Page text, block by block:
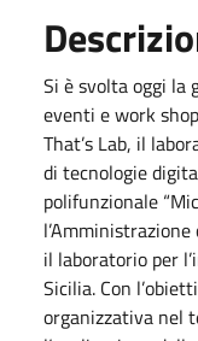
Si è svolta oggi la
eventi e work
That’s Lab, il
di tecnologie
polifunzionale
il laboratorio per
Sicilia. Con
organizzativa nel